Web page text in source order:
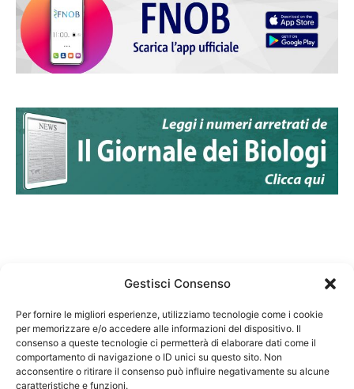
Gestisci Consenso
Per fornire le migliori esperienze, utilizziamo tecnologie come i cookie
per memorizzare e/o accedere alle informazioni del dispositivo. Il
consenso a queste tecnologie ci permetterà di elaborare dati come il
comportamento di navigazione o ID unici su questo sito. Non
acconsentire o ritirare il consenso può influire negativamente su alcune
caratteristiche e funzioni.
Federazione Nazionale Degli Ordini dei Biologi:
codice fiscale 80069130583
Responsabile sito internet www.fnob.it: Vincenzo